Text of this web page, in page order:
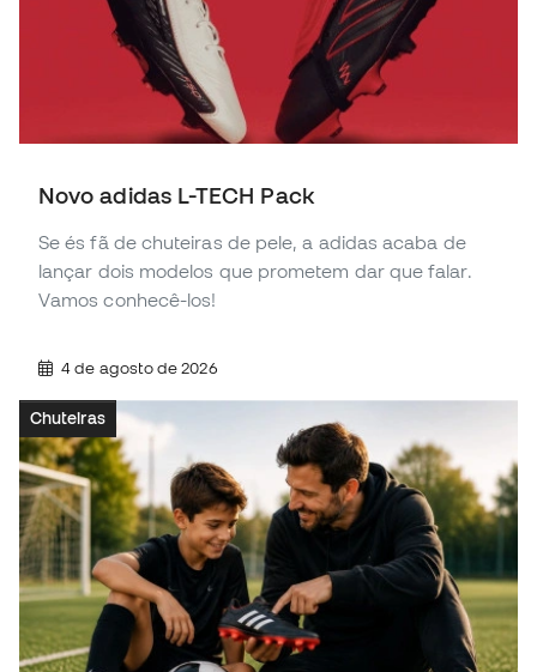
Novo adidas L-TECH Pack
Se és fã de chuteiras de pele, a adidas acaba de
lançar dois modelos que prometem dar que falar.
Vamos conhecê-los!
4 de agosto de 2026
Chuteiras